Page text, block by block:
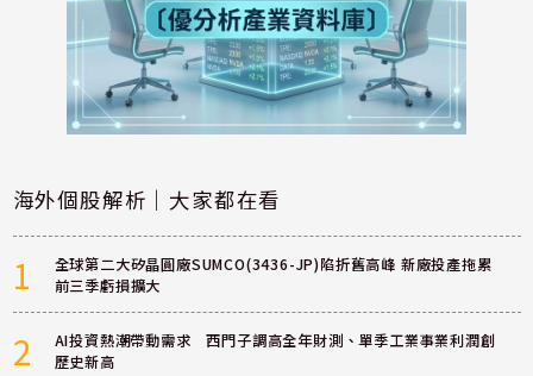
海外個股解析｜大家都在看
1
全球第二大矽晶圓廠SUMCO(3436-JP)陷折舊高峰 新廠投產拖累
前三季虧損擴大
2
AI投資熱潮帶動需求 西門子調高全年財測、單季工業事業利潤創
歷史新高